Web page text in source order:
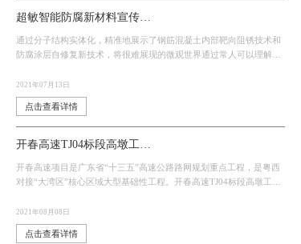
通过分子结构实体化，精准地展示了钢筋混凝土内部靶向阻锈技术和
防腐涂层自修复新技术，将很难展现的微观世界通过常人可以理解的
2021年07月13日
点击查看详情
开春高速项目是广东省“十三五”高速公路路网规划重点工程，是粤西
对接“大湾区”核心区域大型基础性工程。开春高速TJ04标段高墩工艺
2021年08月08日
点击查看详情